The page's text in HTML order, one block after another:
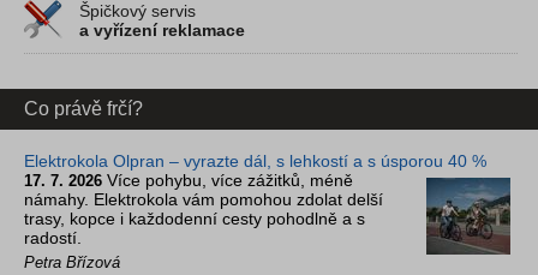
Špičkový servis
a vyřízení reklamace
Co právě frčí?
Elektrokola Olpran – vyrazte dál, s lehkostí a s úsporou 40 %
17. 7. 2026 Více pohybu, více zážitků, méně
námahy. Elektrokola vám pomohou zdolat delší
trasy, kopce i každodenní cesty pohodlně a s
radostí.
Petra Břízová